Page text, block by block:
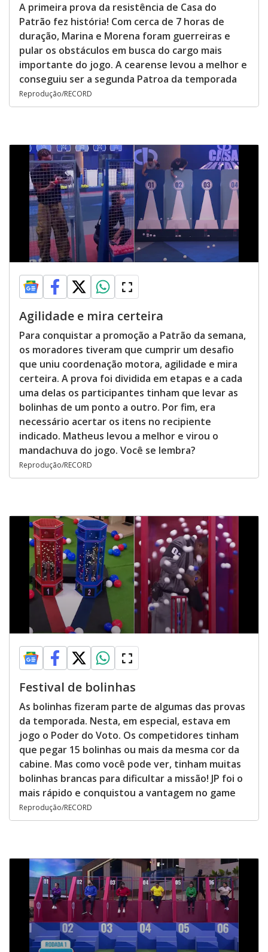
A primeira prova da resistência de Casa do
Patrão fez história! Com cerca de 7 horas de
duração, Marina e Morena foram guerreiras e
pular os obstáculos em busca do cargo mais
importante do jogo. A cearense levou a melhor e
conseguiu ser a segunda Patroa da temporada
Reprodução/RECORD
Agilidade e mira certeira
Para conquistar a promoção a Patrão da semana,
os moradores tiveram que cumprir um desafio
que uniu coordenação motora, agilidade e mira
certeira. A prova foi dividida em etapas e a cada
uma delas os participantes tinham que levar as
bolinhas de um ponto a outro. Por fim, era
necessário acertar os itens no recipiente
indicado. Matheus levou a melhor e virou o
mandachuva do jogo. Você se lembra?
Reprodução/RECORD
Festival de bolinhas
As bolinhas fizeram parte de algumas das provas
da temporada. Nesta, em especial, estava em
jogo o Poder do Voto. Os competidores tinham
que pegar 15 bolinhas ou mais da mesma cor da
cabine. Mas como você pode ver, tinham muitas
bolinhas brancas para dificultar a missão! JP foi o
mais rápido e conquistou a vantagem no game
Reprodução/RECORD